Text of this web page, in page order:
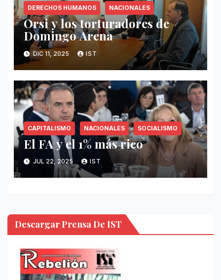
DERECHOS HUMANOS NACIONALES
Orsi y los torturadores de
Domingo Arena
DIC 11, 2025 IST
CAPITALISMO NACIONALES SOCIALISMO
El FA y el 1% más rico
JUL 22, 2025 IST
Descargar Prensa De IST